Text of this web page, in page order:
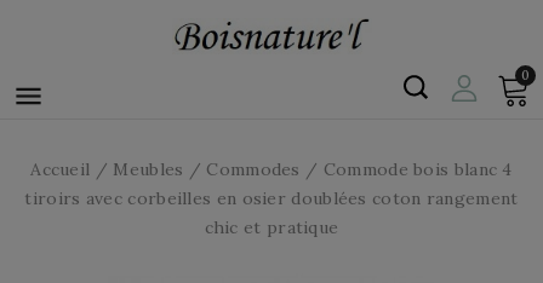

0
Accueil Meubles Commodes
Commode bois blanc 4
tiroirs avec corbeilles en osier doublées coton rangement
chic et pratique